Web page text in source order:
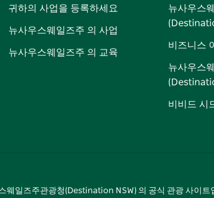
램
트
귀하의 사업을 등록하세요
뉴사우스웨일즈주 의 사업
뉴사우스웨일즈주 의 교육
뉴사우스
비즈니스
뉴사우스
비비드 시
웨일즈주관광청(Destination NSW) 의 공식 관광 사이트